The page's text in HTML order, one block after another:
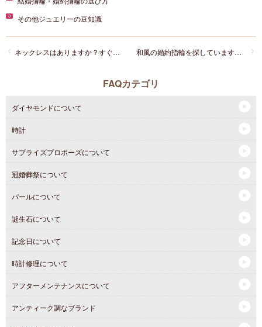
その他ジュエリーの豆知識
和風の婚約指輪を探しています。おすすめはありますか？
ネックレスはありますか？すぐに持って帰れますか？
FAQカテゴリ
ダイヤモンドについて
時計
サプライズプロポーズについて
冠婚葬祭について
パールについて
誕生石について
記念日について
時計修理について
アフターメンテナンスについて
アンティーク調なブランド